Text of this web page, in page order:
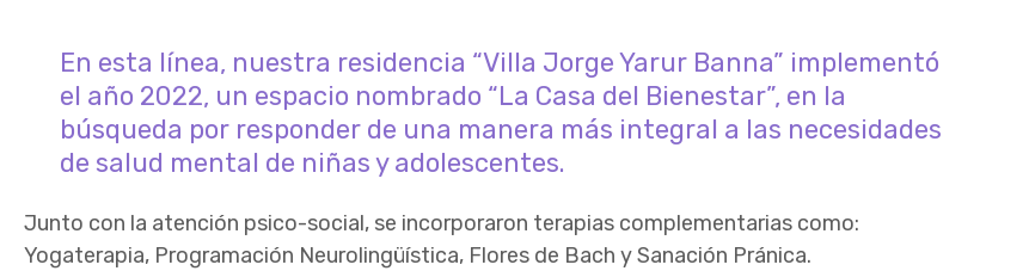
En esta línea, nuestra residencia “Villa Jorge Yarur Banna” implementó
el año 2022, un espacio nombrado “La Casa del Bienestar”, en la
búsqueda por responder de una manera más integral a las necesidades
de salud mental de niñas y adolescentes.
Junto con la atención psico-social, se incorporaron terapias complementarias como:
Yogaterapia, Programación Neurolingüística, Flores de Bach y Sanación Pránica.